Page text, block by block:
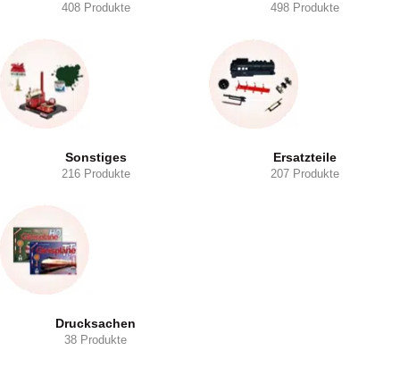
408 Produkte 498 Produkte
Sonstiges
216 Produkte
Ersatzteile
207 Produkte
Drucksachen
38 Produkte